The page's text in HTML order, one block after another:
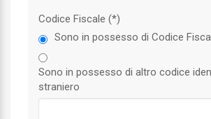
Codice Fiscale (*)
Sono in possesso di Codice
Sono in possesso di altro codice
straniero